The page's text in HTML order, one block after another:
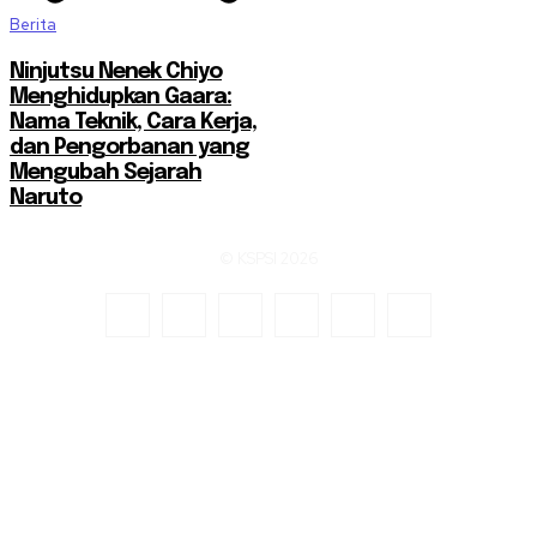
Berita
Ninjutsu Nenek Chiyo
Menghidupkan Gaara:
Nama Teknik, Cara Kerja,
dan Pengorbanan yang
Mengubah Sejarah
Naruto